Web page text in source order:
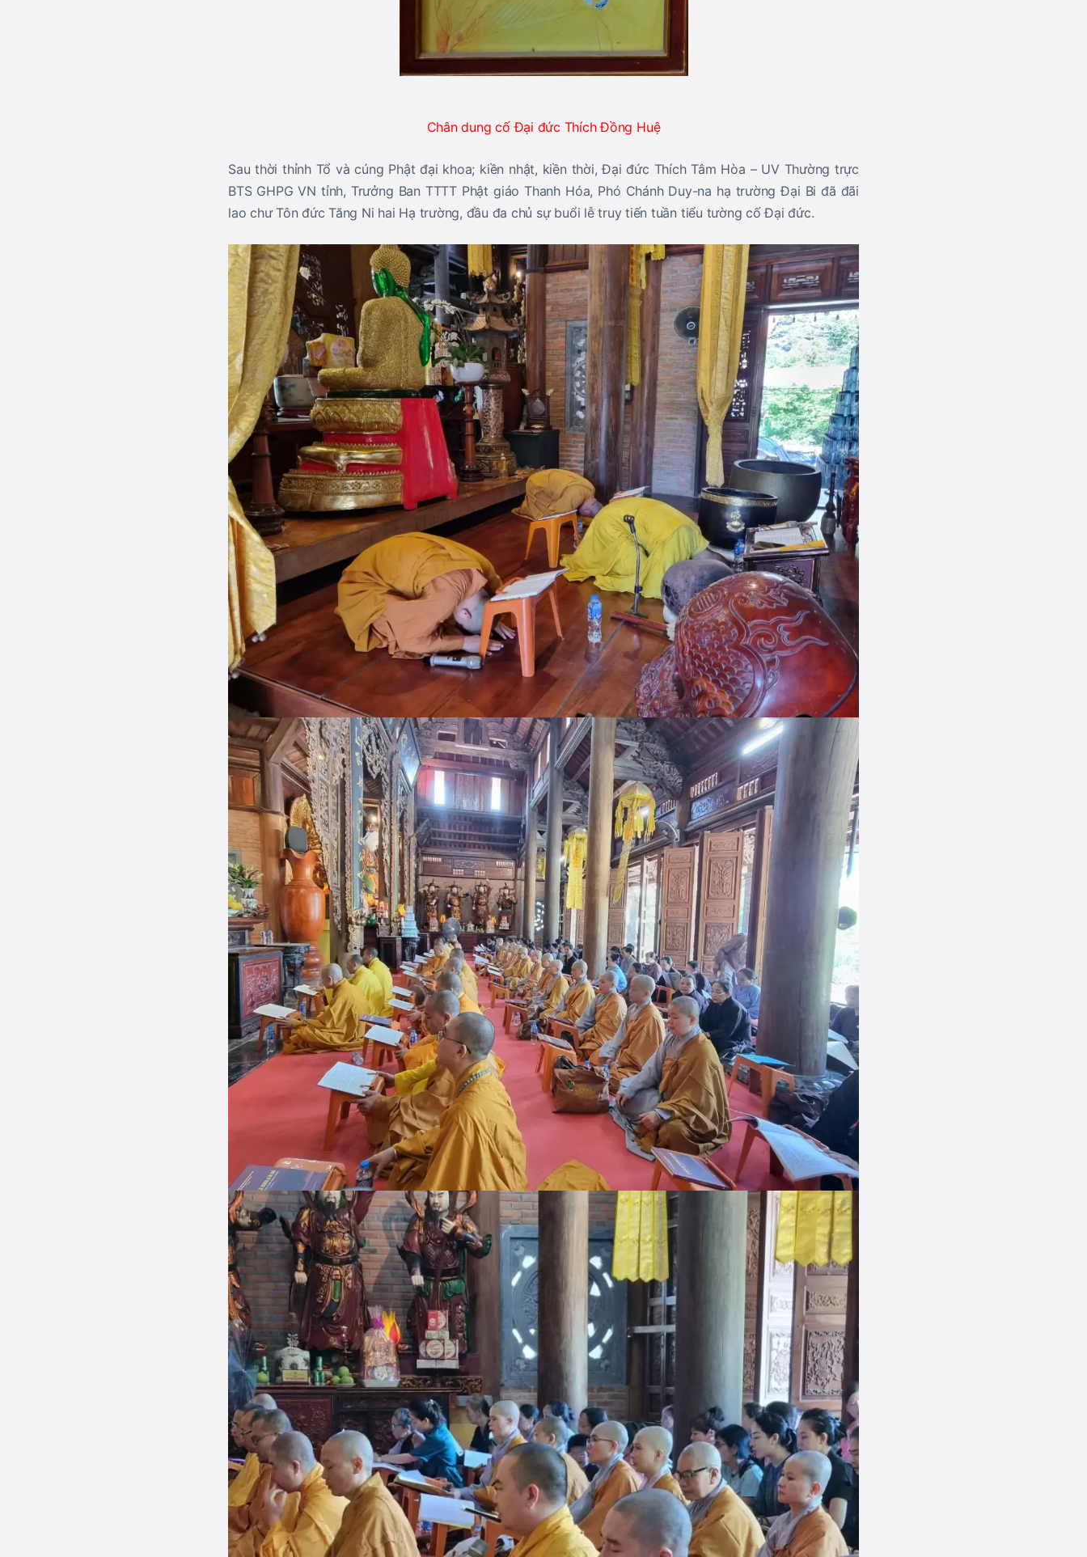
Chân dung cố Đại đức Thích Đồng Huệ
Sau thời thỉnh Tổ và cúng Phật đại khoa; kiền nhật, kiền thời, Đại đức Thích Tâm Hòa – UV Thường trực
BTS GHPG VN tỉnh, Trưởng Ban TTTT Phật giáo Thanh Hóa, Phó Chánh Duy-na hạ trường Đại Bi đã đãi
lao chư Tôn đức Tăng Ni hai Hạ trường, đầu đa chủ sự buổi lễ truy tiến tuần tiểu tường cố Đại đức.